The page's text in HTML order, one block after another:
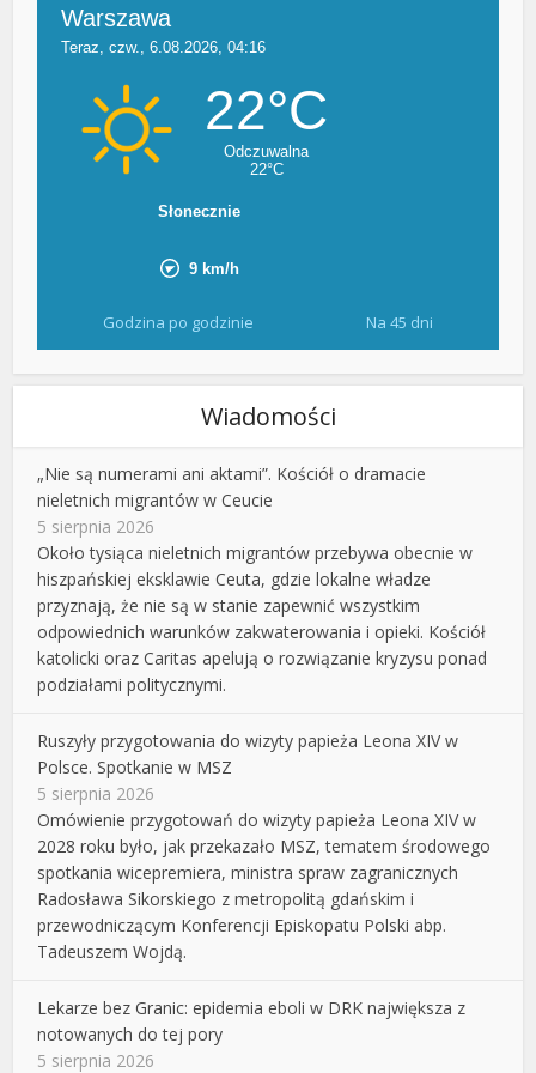
Godzina po godzinie Na 45 dni
Wiadomości
„Nie są numerami ani aktami”. Kościół o dramacie
nieletnich migrantów w Ceucie
5 sierpnia 2026
Około tysiąca nieletnich migrantów przebywa obecnie w
hiszpańskiej eksklawie Ceuta, gdzie lokalne władze
przyznają, że nie są w stanie zapewnić wszystkim
odpowiednich warunków zakwaterowania i opieki. Kościół
katolicki oraz Caritas apelują o rozwiązanie kryzysu ponad
podziałami politycznymi.
Ruszyły przygotowania do wizyty papieża Leona XIV w
Polsce. Spotkanie w MSZ
5 sierpnia 2026
Omówienie przygotowań do wizyty papieża Leona XIV w
2028 roku było, jak przekazało MSZ, tematem środowego
spotkania wicepremiera, ministra spraw zagranicznych
Radosława Sikorskiego z metropolitą gdańskim i
przewodniczącym Konferencji Episkopatu Polski abp.
Tadeuszem Wojdą.
Lekarze bez Granic: epidemia eboli w DRK największa z
notowanych do tej pory
5 sierpnia 2026